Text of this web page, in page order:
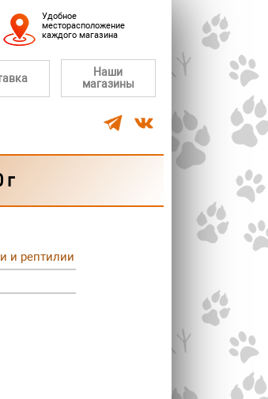
Удобное
месторасположение
каждого магазина
Наши
магазины
г
и рептилии